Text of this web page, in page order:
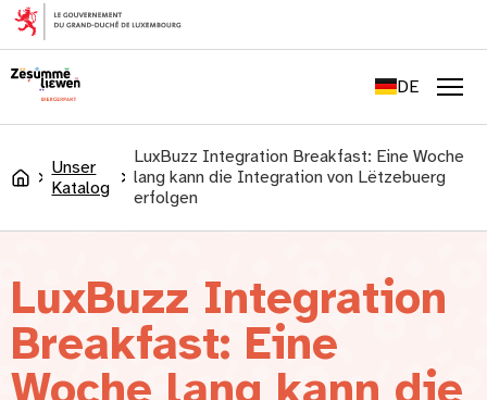
springen
DE
LU
Accueil
Unser
Katalog
LuxBuzz Integration Breakfast: Eine Woche
lang kann die Integration von Lëtzebuerg
erfolgen
LuxBuzz Integration
Breakfast: Eine